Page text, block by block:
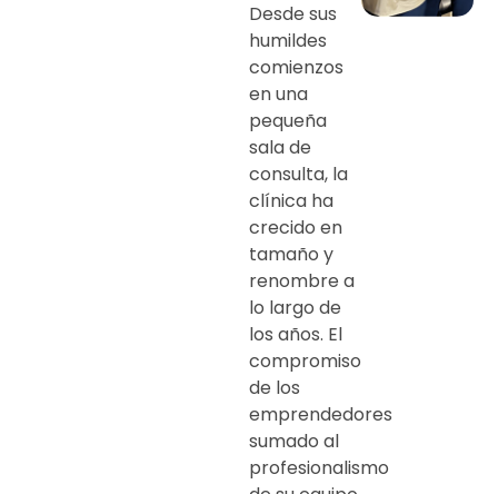
Desde sus
humildes
comienzos
en una
pequeña
sala de
consulta, la
clínica ha
crecido en
tamaño y
renombre a
lo largo de
los años. El
compromiso
de los
emprendedores
sumado al
profesionalismo